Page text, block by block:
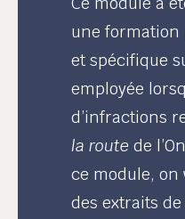
une formation
et spécifique
employée
d’infractions
la route de
ce module, on
des extraits